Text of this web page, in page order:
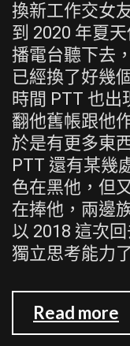
換新工作交女
到 2020 年夏
播電台聽下去
已經換了好幾
時間 PTT 也出
翻他舊帳跟他
於是有更多東
PTT 還有某幾
色在黑他，但
在捧他，兩邊
以 2018 這次
獨立思考能力
Read more